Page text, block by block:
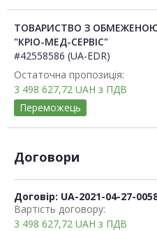
ТОВАРИСТВО З
"КРІО-МЕД-СЕРВІС"
#42558586 (UA-EDR)
Остаточна пропозиція:
3 498 627,72 UAH з ПДВ
Переможець
Договори
Договір: UA-2021-04-27-
Вартість договору:
3 498 627,72 UAH з ПДВ